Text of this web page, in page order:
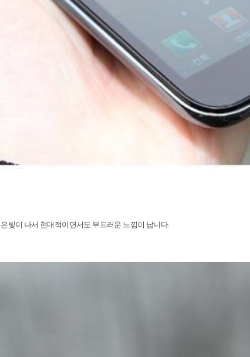
은빛이 나서 현대적이면서도 부드러운 느낌이 납니다.